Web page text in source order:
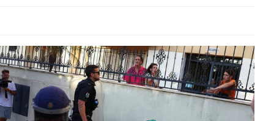
Untermenü
Untermenü